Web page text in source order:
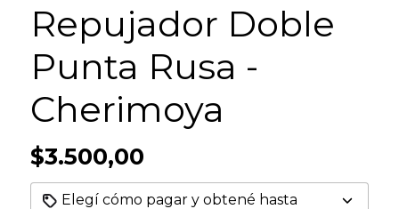
Repujador Doble
Punta Rusa -
Cherimoya
$3.500,00
Elegí cómo pagar y obtené hasta